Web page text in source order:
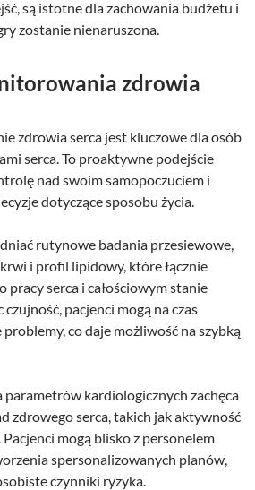
są istotne dla zachowania budżetu i
zostanie nienaruszona.
zdrowia
zdrowia serca jest kluczowe dla osób
serca. To proaktywne podejście
nad swoim samopoczuciem i
dotyczące sposobu życia.
rutynowe badania przesiewowe,
i profil lipidowy, które łącznie
pracy serca i całościowym stanie
pacjenci mogą na czas
co daje możliwość na szybką
parametrów kardiologicznych zachęca
zdrowego serca, takich jak aktywność
mogą blisko z personelem
spersonalizowanych planów,
czynniki ryzyka.